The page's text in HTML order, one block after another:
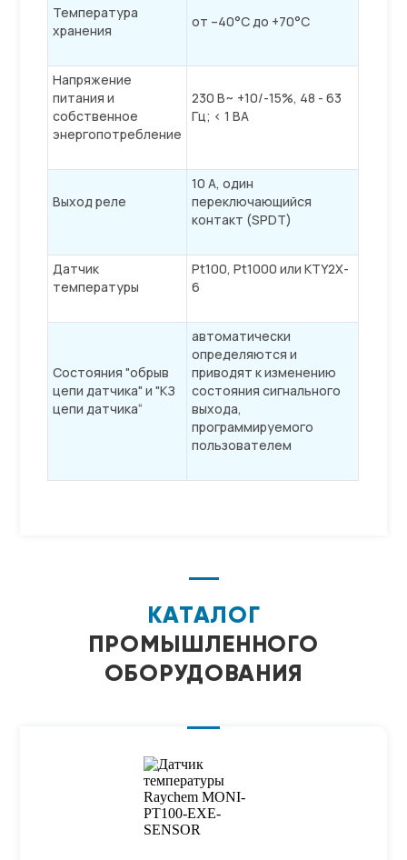
Температура
хранения
от –40°C до +70°C
Напряжение
питания и
собственное
энергопотребление
230 В~ +10/-15%, 48 - 63
Гц; < 1 ВА
Выход реле
10 A, один
переключающийся
контакт (SPDT)
Датчик
температуры
Pt100, Pt1000 или KTY2X-
6
Состояния "обрыв
цепи датчика" и "КЗ
цепи датчика“
автоматически
определяются и
приводят к изменению
состояния сигнального
выхода,
программируемого
пользователем
КАТАЛОГ
ПРОМЫШЛЕННОГО
ОБОРУДОВАНИЯ